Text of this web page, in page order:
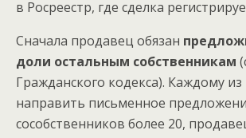
в Росреестр, где сделка
Сначала продавец обязан
доли остальным собственникам
Гражданского кодекса). Каждому
направить письменное
сособственников более 20,